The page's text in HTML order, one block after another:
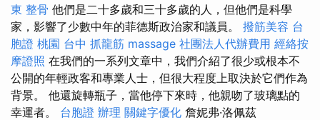
東 整骨 他們是二十多歲和三十多歲的人，但他們是科學
家，影響了少數中年的菲德斯政治家和議員。 撥筋美容 台
胞證 桃園 台中 抓龍筋 massage 社團法人代辦費用 經絡按
摩證照 在我們的一系列文章中，我們介紹了很少或根本不
公開的年輕政客和專業人士，但很大程度上取決於它們作為
背景。 他還旋轉瓶子，當他停下來時，他親吻了玻璃點的
幸運者。 台胞證 辦理 關鍵字優化 詹妮弗·洛佩茲